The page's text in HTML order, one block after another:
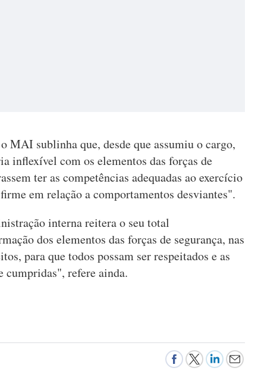
MAI sublinha que, desde que assumiu o cargo,
inflexível com os elementos das forças de
ter as competências adequadas ao exercício
em relação a comportamentos desviantes".
interna reitera o seu total
dos elementos das forças de segurança, nas
para que todos possam ser respeitados e as
cumpridas", refere ainda.